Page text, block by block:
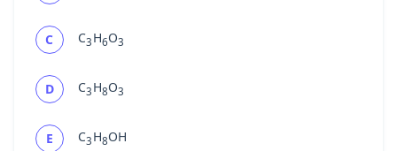
C C3 H6O3
D C3 H8O3
E C3 H8OH